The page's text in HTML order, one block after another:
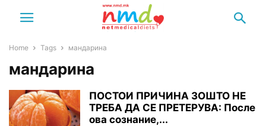
Home Tags мандарина
мандарина
ПОСТОИ ПРИЧИНА ЗОШТО НЕ
ТРЕБА ДА СЕ ПРЕТЕРУВА: После
ова сознание,...